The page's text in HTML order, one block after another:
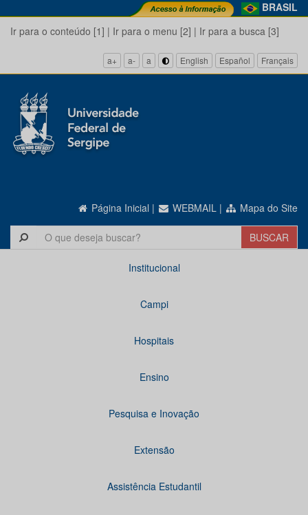
BRASIL
Ir para o conteúdo [1] | Ir para o menu [2] | Ir para a busca [3]
a+ a- a English Español Français
Página Inicial | WEBMAIL | Mapa do Site
Institucional
Campi
Hospitais
Ensino
Pesquisa e Inovação
Extensão
Assistência Estudantil